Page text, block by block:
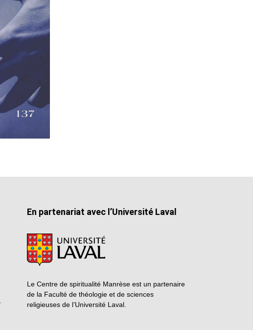
En partenariat avec l’Université Laval
Le Centre de spiritualité Manrèse est un partenaire
de la Faculté de théologie et de sciences
religieuses de l’Université Laval.